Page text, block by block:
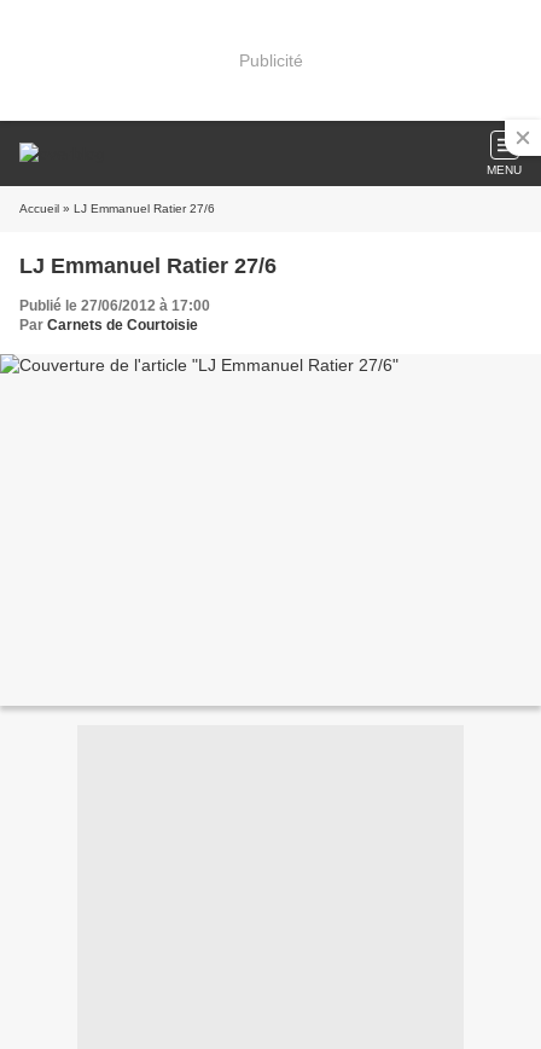
Publicité
MENU
Accueil » LJ Emmanuel Ratier 27/6
LJ Emmanuel Ratier 27/6
Publié le 27/06/2012 à 17:00
Par Carnets de Courtoisie